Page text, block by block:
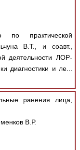
практической
В.Т., и соавт.,
деятельности ЛОР-
диагностики и ле...
ранения лица,
В.Р.